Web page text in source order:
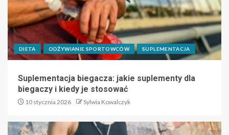
DIETA ODŻYWIANIE SPORTOWCÓW SUPLEMENTACJA
Suplementacja biegacza: jakie suplementy dla
biegaczy i kiedy je stosować
10 stycznia 2026 Sylwia Kowalczyk